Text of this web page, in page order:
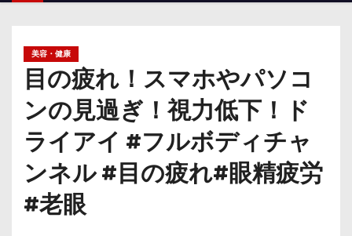
美容・健康
目の疲れ！スマホやパソコ
ンの見過ぎ！視力低下！ド
ライアイ #フルボディチャ
ンネル #目の疲れ#眼精疲労
#老眼